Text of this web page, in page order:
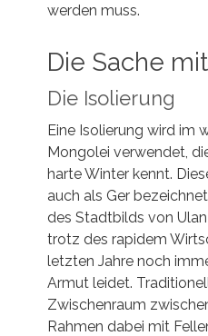
werden muss.
Die Sache
Die Isolierung
Eine Isolierung wird im
Mongolei verwendet,
harte Winter kennt.
auch als Ger
des Stadtbilds von
trotz des rapidem
letzten Jahre noch
Armut leidet.
Zwischenraum
Rahmen dabei mit